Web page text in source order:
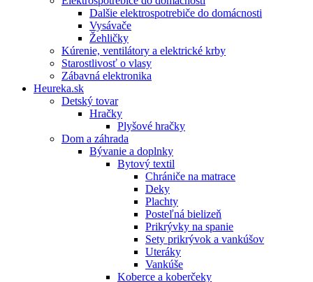
Dalšie elektrospotrebiče do domácnosti
Vysávače
Žehličky
Kúrenie, ventilátory a elektrické krby
Starostlivosť o vlasy
Zábavná elektronika
Heureka.sk
Detský tovar
Hračky
Plyšové hračky
Dom a záhrada
Bývanie a doplnky
Bytový textil
Chrániče na matrace
Deky
Plachty
Posteľná bielizeň
Prikrývky na spanie
Sety prikrývok a vankúšov
Uteráky
Vankúše
Koberce a koberčeky